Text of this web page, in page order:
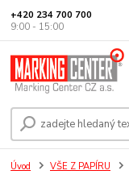
+420 234 700 700
9:00 - 15:00
Úvod VŠE Z PAPÍRU